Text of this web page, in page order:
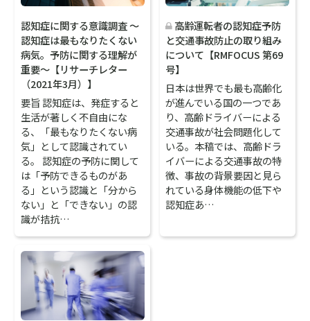
認知症に関する意識調査 ～
認知症は最もなりたくない
病気。予防に関する理解が
重要～【リサーチレター
（2021年3月）】
要旨 認知症は、発症すると
生活が著しく不自由にな
る、「最もなりたくない病
気」として認識されてい
る。 認知症の予防に関して
は「予防できるものがあ
る」という認識と「分から
ない」と「できない」の認
識が拮抗…
高齢運転者の認知症予防
と交通事故防止の取り組み
について【RMFOCUS 第69
号】
日本は世界でも最も高齢化
が進んでいる国の一つであ
り、高齢ドライバーによる
交通事故が社会問題化して
いる。本稿では、高齢ドラ
イバーによる交通事故の特
徴、事故の背景要因と見ら
れている身体機能の低下や
認知症あ…